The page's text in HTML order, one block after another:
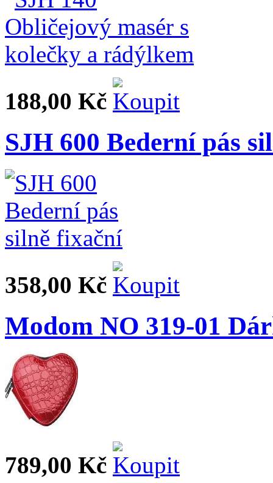
188,00 Kč
SJH 600 Bederní pás
358,00 Kč
Modom NO 319-01
789,00 Kč